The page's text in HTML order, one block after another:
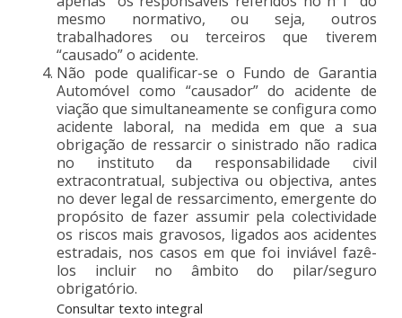
mesmo normativo, ou seja, outros
trabalhadores ou terceiros que tiverem
“causado” o acidente.
Não pode qualificar-se o Fundo de Garantia
Automóvel como “causador” do acidente de
viação que simultaneamente se configura como
acidente laboral, na medida em que a sua
obrigação de ressarcir o sinistrado não radica
no instituto da responsabilidade civil
extracontratual, subjectiva ou objectiva, antes
no dever legal de ressarcimento, emergente do
propósito de fazer assumir pela colectividade
os riscos mais gravosos, ligados aos acidentes
estradais, nos casos em que foi inviável fazê-
los incluir no âmbito do pilar/seguro
obrigatório.
Consultar texto integral